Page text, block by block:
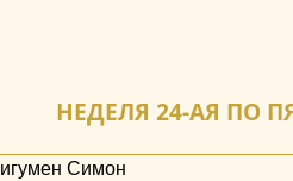
НЕДЕЛЯ 24-АЯ ПО
игумен Симон